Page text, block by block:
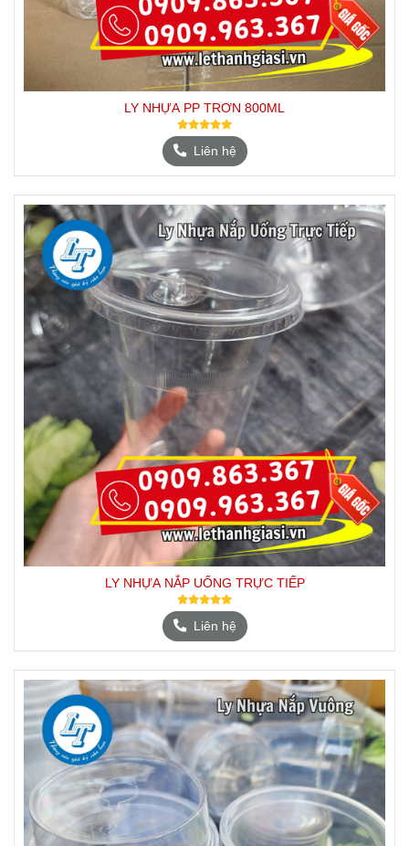
LY NHỰA PP TRƠN 800ML
Liên hệ
LY NHỰA NẮP UỐNG TRỰC TIẾP
Liên hệ